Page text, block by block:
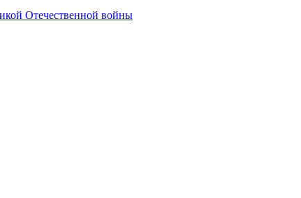
Отечественной войны